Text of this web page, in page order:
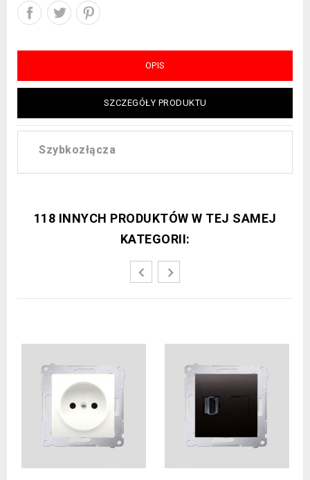
OPIS
SZCZEGÓŁY PRODUKTU
Szybkozłącza
118 INNYCH PRODUKTÓW W TEJ SAMEJ
KATEGORII: